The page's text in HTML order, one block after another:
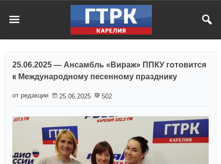
25.06.2025 — Ансамбль «Вираж» ППКУ готовится
к Международному песенному празднику
от редакции 25.06.2025 502